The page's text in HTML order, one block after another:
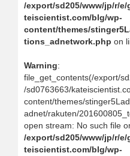
/export/sd205/www/jp/r/e/
teiscientist.com/blg/wp-
content/themes/
tions_adnetwork.php on
Warning:
file_get_contents(/export/
/sd0763663/
content/themes/
adnet/rakuten/
open stream: No such file
/export/sd205/www/jp/r/e/
teiscientist.com/blg/wp-